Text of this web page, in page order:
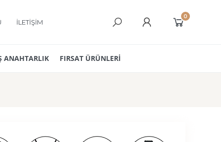
İLETİŞİM
0
ANAHTARLIK FIRSAT ÜRÜNLERİ